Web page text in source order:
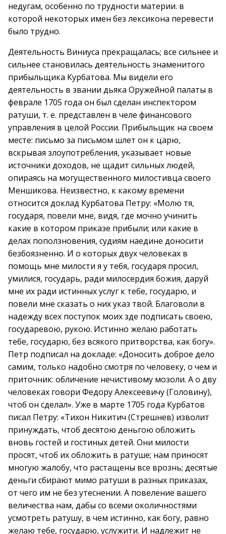
недугам, особенно по трудности материи. в
которой некоторых имен без лексикона перевести
было трудно.
Деятельность Виниуса прекращалась; все сильнее и
сильнее становилась деятельность знаменитого
прибыльщика Курбатова. Мы видели его
деятельность в звании дьяка Оружейной палаты в
феврале 1705 года он был сделан инспектором
ратуши, т. е. представлен в челе финансового
управления в целой России. Прибыльщик на своем
месте: письмо за письмом шлет он к царю,
вскрывая злоупотребления, указывает новые
источники доходов, не щадит сильных людей,
опираясь на могущественного милостивца своего
Меншикова. Неизвестно, к какому времени
относится доклад Курбатова Петру: «Молю тя,
государя, повели мне, видя, где мочно учинить
какие в котором приказе прибыли; или какие в
делах поползновения, судиям наедине доносити
безбоязненно. И о которых двух человеках в
помощь мне милости я у тебя, государя просил,
умилися, государь, ради милосердия божия, даруй
мне их ради истинных услуг к тебе, государю, и
повели мне сказать о них указ твой. Благоволи в
надежду всех поступок моих зде подписать своею,
государевою, рукою. Истинно желаю работать
тебе, государю, без всякого притворства, как богу».
Петр подписал на докладе: «Доносить доброе дело
самим, только надобно смотря по человеку, о чем и
приточник: обличение нечистивому мозоли. А о дву
человеках говори Федору Алексеевичу (Головину),
чтоб он сделал». Уже в марте 1705 года Курбатов
писал Петру: «Тихон Никитич (Стрешнев) изволит
принуждать, чтоб десятою деньгою обложить
вновь гостей и гостиных детей. Они милости
просят, чтоб их обложить в ратуше; нам приносят
многую жалобу, что растащены все врознь; десятые
деньги сбирают мимо ратуши в разных приказах,
от чего им не без утеснении. А повеление вашего
величества нам, дабы со всеми околичностями
усмотреть ратушу, в чем истинно, как богу, равно
желаю тебе, государю, услужити. И надлежит не